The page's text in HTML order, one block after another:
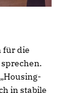
für die
in stabile